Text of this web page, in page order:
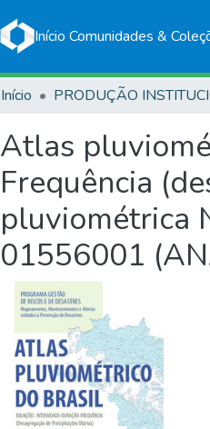
Início Comunidades &
Início
Atlas
Frequência
pluviométrica
01556001